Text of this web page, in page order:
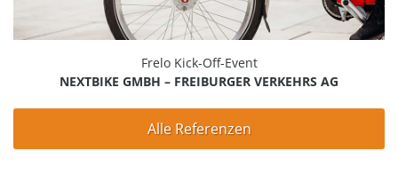
Frelo Kick-Off-Event
NEXTBIKE GMBH – FREIBURGER VERKEHRS AG
Alle Referenzen